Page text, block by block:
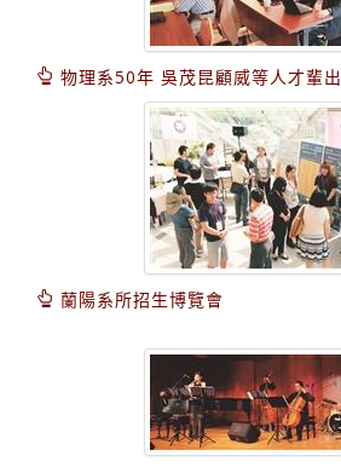
物理系50年 吳茂昆顧威等人才輩出
蘭陽系所招生博覽會